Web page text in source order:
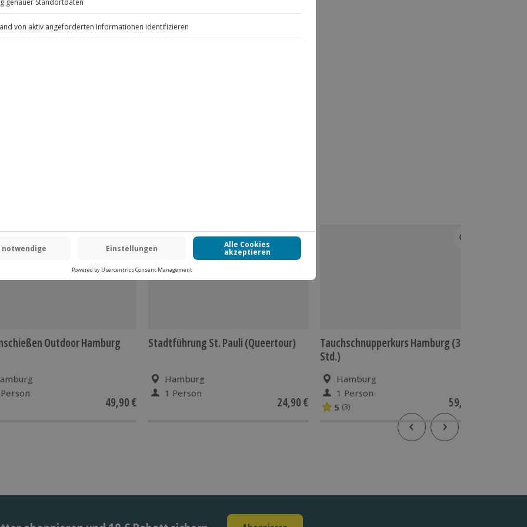
das Erlebnis verschoben (die
optional (Helmpflicht besteht
Outdoor Hamburg
49,90 €
-15% CLUB DEAL
Stadtführung St. Pauli (Queertour)
Hamburg
1 Person
24,90 €
Tauchschnupperkurs Hamburg (3
Std.)
Hamburg
1 Person
5 (3) 59,90 €